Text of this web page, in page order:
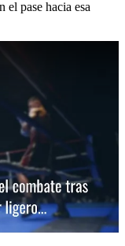
pase hacia esa
Faccio destacó la